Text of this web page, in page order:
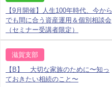
【9月開催】人生100年時代、今から
でも間に合う資産運用＆個別相談会
（セミナー受講者限定）
滋賀支部
【B】 大切な家族のために〜知っ
ておきたい相続のこと〜